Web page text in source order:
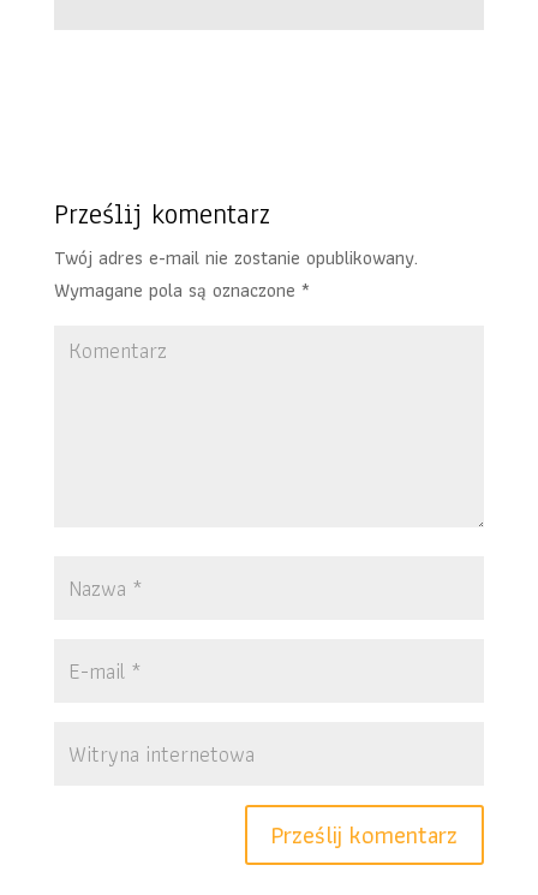
Prześlij komentarz
Twój adres e-mail nie zostanie opublikowany.
Wymagane pola są oznaczone *